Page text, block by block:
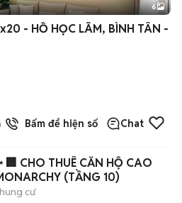
+2
6
- HỒ HỌC LÃM, BÌNH TÂN -
Bấm để hiện số Chat
🏢 CHO THUÊ CĂN HỘ CAO
(TẦNG 10)
cư